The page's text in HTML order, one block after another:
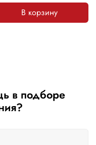
В корзину
в подборе